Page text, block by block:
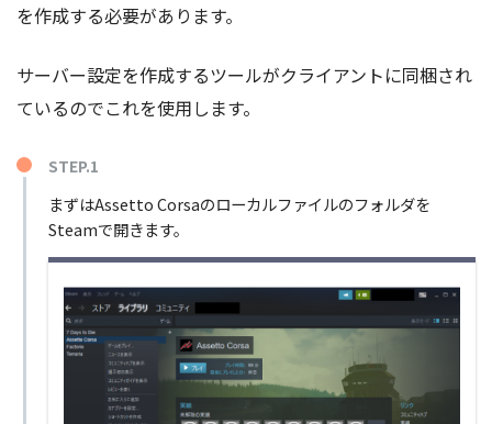
を作成する必要があります。
サーバー設定を作成するツールがクライアントに同梱され
ているのでこれを使用します。
STEP.1
まずはAssetto Corsaのローカルファイルのフォルダを
Steamで開きます。